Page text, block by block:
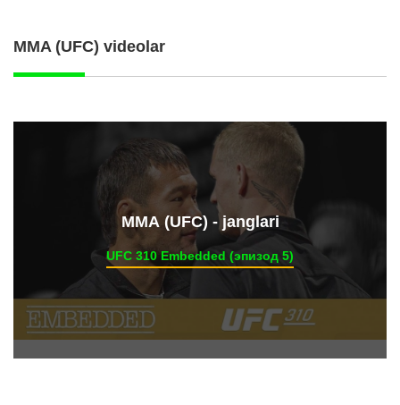
MMA (UFC) videolar
ММА (UFC) - janglari
UFC 310 Embedded (эпизод 5)